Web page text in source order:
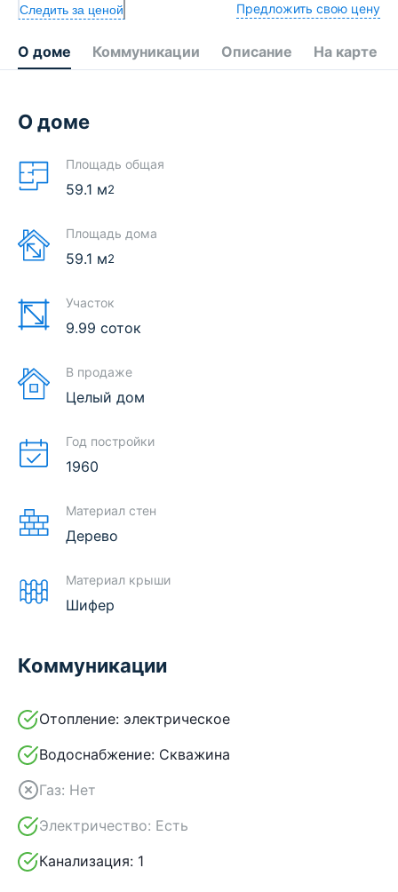
Следить за ценой Предложить свою цену
О доме Коммуникации Описание На карте
О доме
Площадь общая
59.1 м2
Площадь дома
59.1 м2
Участок
9.99 соток
В продаже
Целый дом
Год постройки
1960
Материал стен
Дерево
Материал крыши
Шифер
Коммуникации
Отопление: электрическое
Водоснабжение: Скважина
Газ: Нет
Электричество: Есть
Канализация: 1